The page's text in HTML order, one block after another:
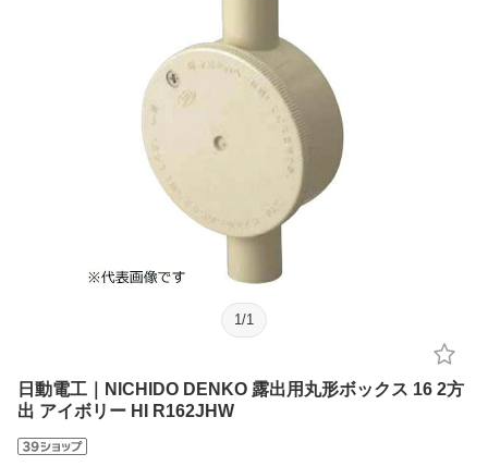
1 /1
日動電工｜NICHIDO DENKO 露出用丸形ボックス 16 2方
出 アイボリー HI R162JHW